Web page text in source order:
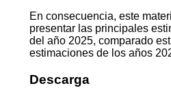
En consecuencia, este
presentar las principales
del año 2025, comparado
estimaciones de los años
Descarga